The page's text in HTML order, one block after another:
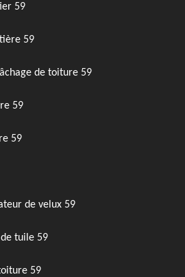
59
59
de toiture 59
59
59
de velux 59
tuile 59
59